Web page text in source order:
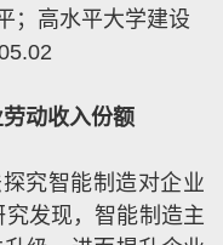
；高水平大学建设
动收入份额
究智能制造对企业
发现，智能制造主